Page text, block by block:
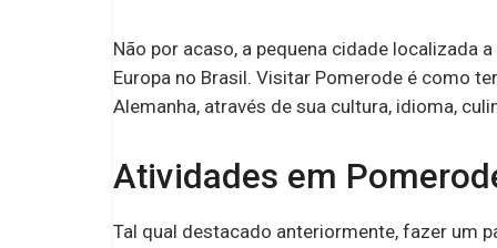
Não por acaso, a pequena cidade localizada
Europa no Brasil. Visitar Pomerode é como
Alemanha, através de sua cultura, idioma,
Atividades em
Tal qual destacado anteriormente, fazer um